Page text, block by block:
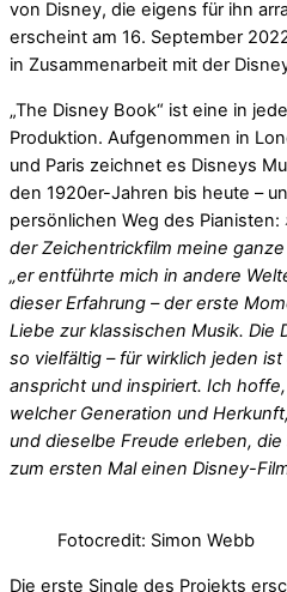
von Disney, die eigens für ihn
erscheint am 16. September
in Zusammenarbeit mit der
„The Disney Book“ ist eine in
Produktion. Aufgenommen in
und Paris zeichnet es Disneys
den 1920er-Jahren bis heute –
persönlichen Weg des Pianisten:
der Zeichentrickfilm meine ganze
„er entführte mich in andere
dieser Erfahrung – der erste
Liebe zur klassischen Musik. Die
so vielfältig – für wirklich jeden
anspricht und inspiriert. Ich
welcher Generation und
und dieselbe Freude erleben,
zum ersten Mal einen Disney-
Fotocredit: Simon Webb
Die erste Single des Projekts